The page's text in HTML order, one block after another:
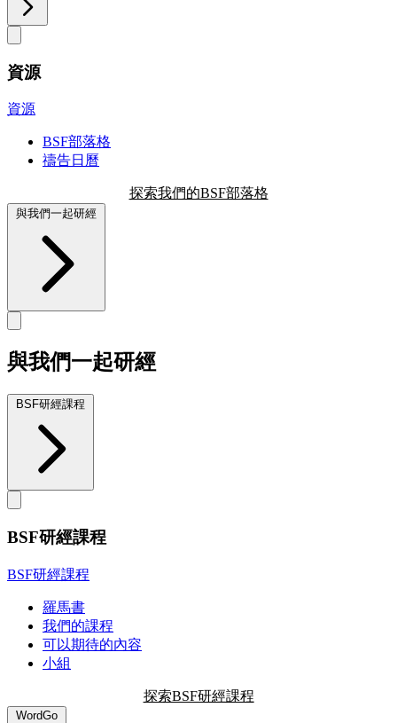
資源
資源
BSF部落格
禱告日曆
探索我們的BSF部落格
與我們一起研經
與我們一起研經
BSF研經課程
BSF研經課程
BSF研經課程
羅馬書
我們的課程
可以期待的內容
小組
探索BSF研經課程
WordGo